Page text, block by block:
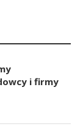
i firmy